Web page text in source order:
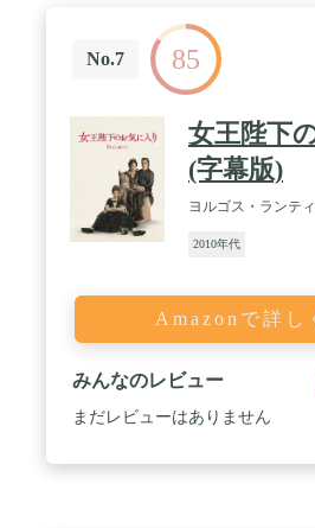
No.7 85
女王陛下
(字幕版)
ヨルゴス・ランテ
2010年代
Amazonで詳し
みんなのレビュー
まだレビューはありません